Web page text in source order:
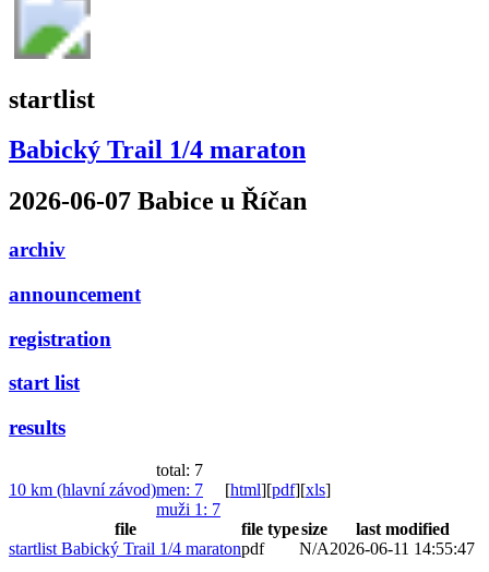
startlist
Babický Trail 1/4 maraton
2026-06-07 Babice u Říčan
archiv
announcement
registration
start list
results
10 km (hlavní závod)
total: 7
men: 7
muži 1 : 7
[html][pdf][xls]
file file typesize
last modified
startlist Babický Trail 1/4 maratonpdf N/A2026-06-11 14:55:47